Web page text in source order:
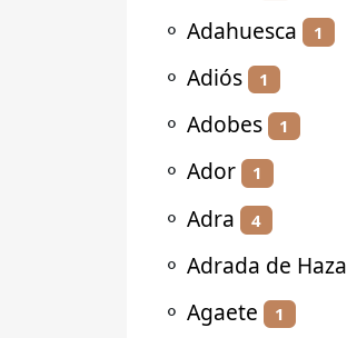
⚬ Adahuesca 1
⚬ Adiós 1
⚬ Adobes 1
⚬ Ador 1
⚬ Adra 4
⚬ Adrada de Haza
⚬ Agaete 1